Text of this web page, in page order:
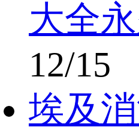
大全
12/15
埃及